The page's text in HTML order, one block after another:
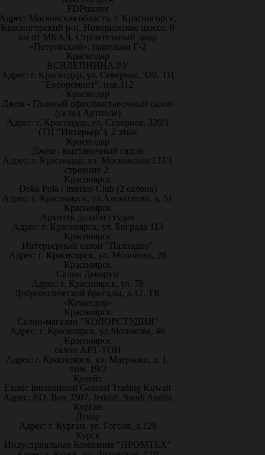
FDPmaster
Московская область, г. Красногорск,
Красногорский р-н, Новорижское шоссе, 9
км от МКАД. Строительный двор
«Петровский», павильон Г-2
Краснодар
ВСЯЛЕПНИНА.РУ
Адрес: г. Краснодар, ул. Северная, 320, ТЦ
"Евроремонт", пав.112
Краснодар
Джем - Главный офис/выставочный салон
(склад Артполе)
Адрес: г. Краснодар, ул. Северная, 320/1
(ТЦ "Интерьер"), 2 этаж
Краснодар
Джем - выставочный салон
Адрес: г. Краснодар, ул. Московская 133/1
строение 2.
Красноярск
Doka Pola / Interior-Club (2 салона)
Адрес: г. Красноярск, ул.Алекссеева, д. 51
Красноярск
Архитек дизайн студия
Адрес: г. Красноярск, ул. Бограда 113
Красноярск
Интерьерный салон "Палладио"
Адрес: г. Красноярск, ул. Молокова, 28
Красноярск
Салон Декорум
Адрес: г. Красноярск, ул. 78
Добровольческой бригады, д.12, ТК
«Командор»
Красноярск
Салон-магазин "КОЛОРСТУДИЯ"
Адрес: г. Красноярск, ул.Молокова, 40
Красноярск
салон АРТ-ТОН
Адрес: г. Красноярск, ул. Маерчака, д. 1,
пом. 19/2
Кувейт
Exotic International General Trading Kuwait
Адрес: P.O. Box 3507, Jeddah, Saudi Arabia
Курган
Декор
Адрес: г. Курган, ул. Гоголя, д.128
Курск
Индустриальная Компания "ПРОМТЕХ"